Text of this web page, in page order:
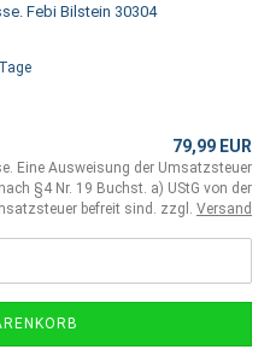
Febi Bilstein 30304
79,99 EUR
Eine Ausweisung der Umsatzsteuer
§4 Nr. 19 Buchst. a) UStG von der
befreit sind. zzgl. Versand